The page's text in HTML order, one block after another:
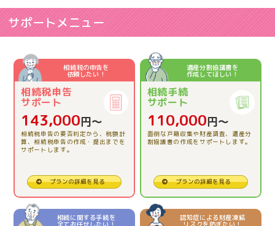
2026.06.03
【相続税申告】とてもわかりやすくお話しして下さりあ
りがとうございました。
【相続税申告】的確にアドバイスをいただき、本当に助
かりました。
2026.03.13
【相続税申告】とても親切で、安心でした。
サポートメニュー
相続税の申告を
依頼したい！
相続税申告
サポート
143,000円〜
相続税申告の要否判定から、税額計
算、相続税申告の作成・提出までを
サポートします。
プランの詳細を見る
遺産分割協議書を
作成してほしい！
相続手続
サポート
110,000円〜
面倒な戸籍収集や財産調査、遺産分
割協議書の作成をサポートします。
プランの詳細を見る
相続に関する手続を
全てお任せしたい！
認知症による財産凍結
リスクを防ぎたい！